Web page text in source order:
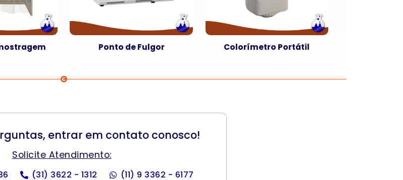
Ponto de Fulgor Colorímetro Portátil
entrar em contato conosco!
Solicite Atendimento:
(31) 3622 - 1312 (11) 9 3362 - 6177